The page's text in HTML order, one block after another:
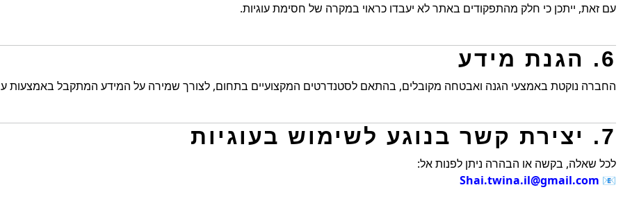
עם זאת, ייתכן כי חלק מהתפקודים באתר לא יעבדו כראוי במקרה של חסימת עוגיות.
6. הגנת מידע
החברה נוקטת באמצעי הגנה ואבטחה מקובלים, בהתאם לסטנדרטים המקצועיים בתחום, לצורך שמירה על המידע המתקבל באמצעות
7. יצירת קשר בנוגע לשימוש בעוגיות
לכל שאלה, בקשה או הבהרה ניתן לפנות אל:
📧
Shai.twina.il@gmail.com